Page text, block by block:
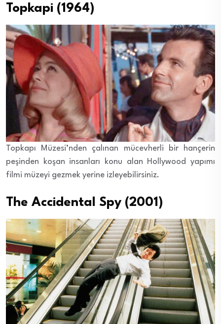
Topkapi (1964)
Topkapı Müzesi’nden çalınan mücevherli bir hançerin
peşinden koşan insanları konu alan Hollywood yapımı
filmi müzeyi gezmek yerine izleyebilirsiniz.
The Accidental Spy (2001)